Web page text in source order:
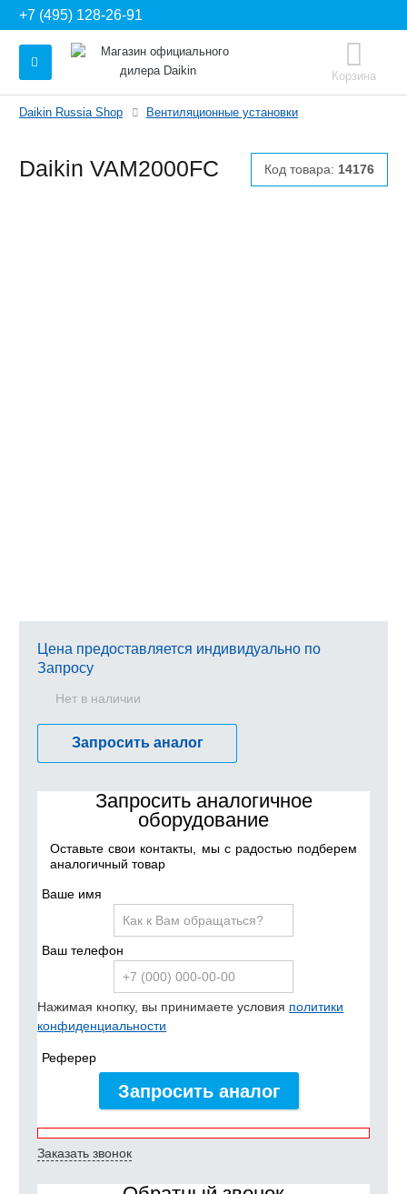
+7 (495) 128-26-91
Корзина
Daikin Russia Shop Вентиляционные установки
Daikin VAM2000FC Код товара: 14176
Цена предоставляется индивидуально по
Запросу
Нет в наличии
Запросить аналог
Запросить аналогичное
оборудование
Оставьте свои контакты, мы с радостью подберем
аналогичный товар
Ваше имя
Ваш телефон
Нажимая кнопку, вы принимаете условия политики
конфиденциальности
Реферер
Запросить аналог
Заказать звонок